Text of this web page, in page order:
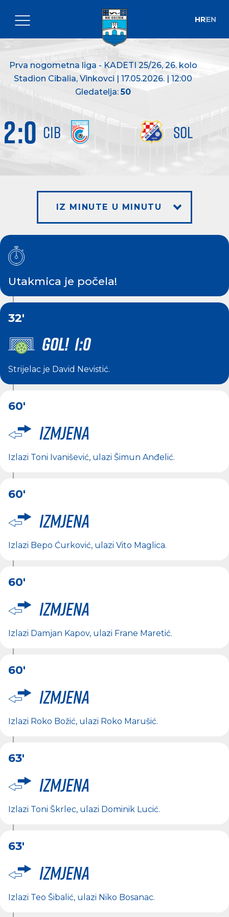
HREN
Prva nogometna liga - KADETI 25/26, 26. kolo
Stadion Cibalia, Vinkovci | 17.05.2026. | 12:00
Gledatelja:50
CIB SOL
2:0
IZ MINUTE U MINUTU
Utakmica je počela!
32'
GOL! 1:0
Strijelac je David Nevistić.
60'
Izmjena
Izlazi Toni Ivanišević, ulazi Šimun Anđelić.
60'
Izmjena
Izlazi Bepo Ćurković, ulazi Vito Maglica.
60'
Izmjena
Izlazi Damjan Kapov, ulazi Frane Maretić.
60'
Izmjena
Izlazi Roko Božić, ulazi Roko Marušić.
63'
Izmjena
Izlazi Toni Škrlec, ulazi Dominik Lucić.
63'
Izmjena
Izlazi Teo Šibalić, ulazi Niko Bosanac.